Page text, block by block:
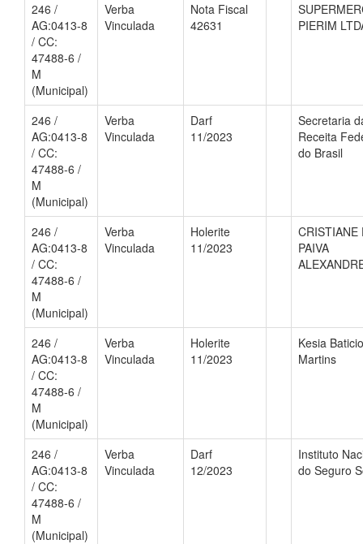
246 /
AG:0413-8
/ CC:
47488-6 /
M
(Municipal)
Verba
Vinculada
Nota Fiscal
42631
PIERIM
246 /
AG:0413-8
/ CC:
47488-6 /
M
(Municipal)
Verba
Vinculada
Darf
11/2023
Secretaria
Receita
do Brasil
246 /
AG:0413-8
/ CC:
47488-6 /
M
(Municipal)
Verba
Vinculada
Holerite
11/2023
CRISTIANE
PAIVA
246 /
AG:0413-8
/ CC:
47488-6 /
M
(Municipal)
Verba
Vinculada
Holerite
11/2023
Kesia
Martins
246 /
AG:0413-8
/ CC:
47488-6 /
M
(Municipal)
Verba
Vinculada
Darf
12/2023
Instituto
do Seguro